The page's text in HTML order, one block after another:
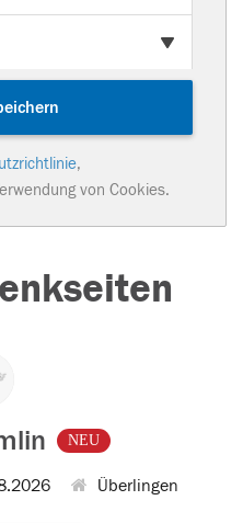
,
von Cookies.
NEU
Überlingen